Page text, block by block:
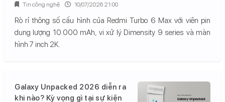
Rò rỉ thông số cấu hình của Redmi Turbo 6 Max với viên pin
dung lượng 10.000 mAh, vi xử lý Dimensity 9 series và màn
hình 7 inch 2K.
Tin công nghệ 10/07/2026 21:00
Galaxy Unpacked 2026 diễn ra
khi nào? Kỳ vọng gì tại sự kiện